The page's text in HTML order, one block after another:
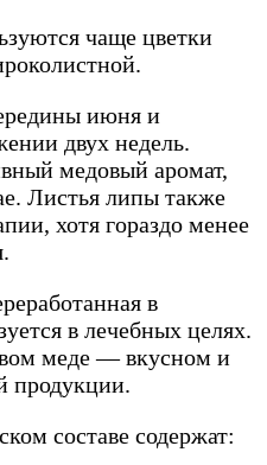
чаще цветки
июня и
двух недель.
медовый аромат,
Листья липы также
хотя гораздо менее
в
в лечебных целях.
меде — вкусном и
продукции.
составе содержат: